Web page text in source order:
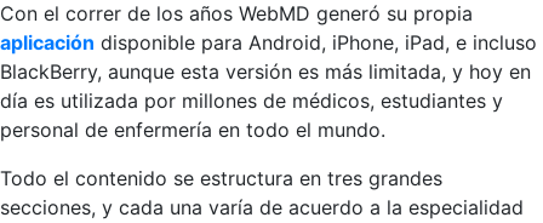
Con el correr de los años WebMD generó su propia
aplicación disponible para Android, iPhone, iPad, e incluso
BlackBerry, aunque esta versión es más limitada, y hoy en
día es utilizada por millones de médicos, estudiantes y
personal de enfermería en todo el mundo.
Todo el contenido se estructura en tres grandes
secciones, y cada una varía de acuerdo a la especialidad